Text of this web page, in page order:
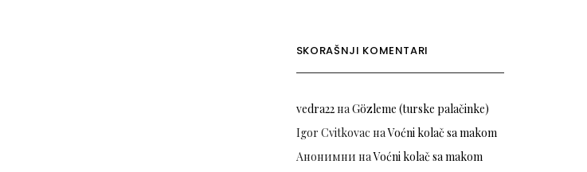
SKORAŠNJI KOMENTARI
vedra22наGözleme (turske palačinke)
Igor Cvitkovac наVoćni kolač sa makom
Анонимни наVoćni kolač sa makom